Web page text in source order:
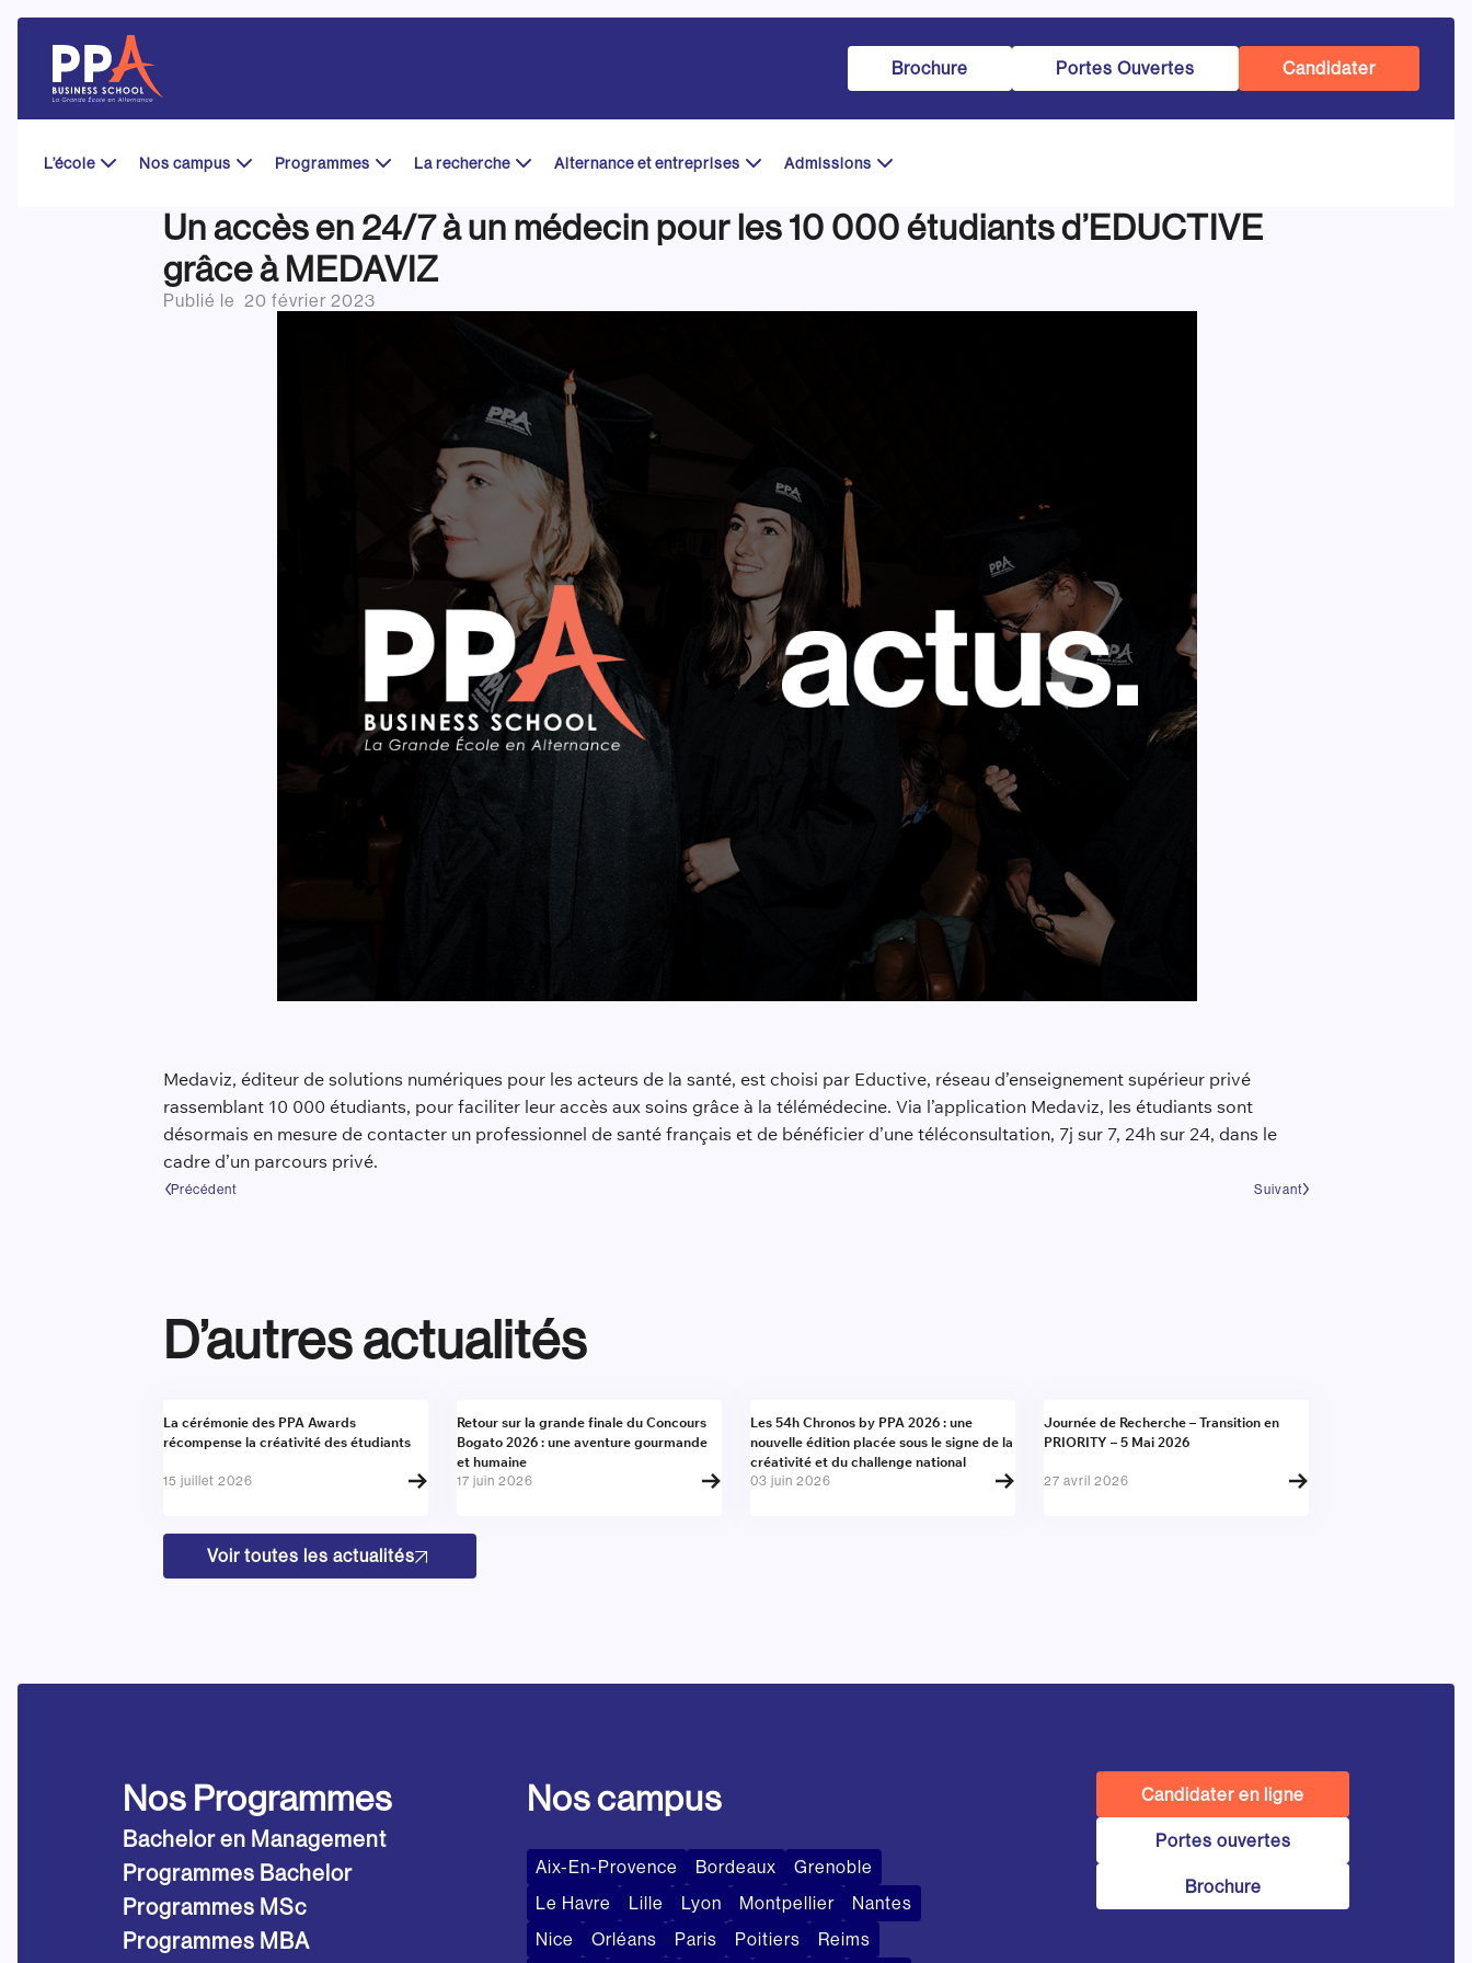
content
Brochure Portes Ouvertes Candidater
L’école Nos campus Programmes La recherche Alternance et entreprises Admissions
Un accès en 24/7 à un médecin pour les 10 000 étudiants d’EDUCTIVE
grâce à MEDAVIZ
Publié le20 février 2023
Medaviz, éditeur de solutions numériques pour les acteurs de la santé, est choisi par Eductive, réseau d’enseignement supérieur privé
rassemblant 10 000 étudiants, pour faciliter leur accès aux soins grâce à la télémédecine. Via l’application Medaviz, les étudiants sont
désormais en mesure de contacter un professionnel de santé français et de bénéficier d’une téléconsultation, 7j sur 7, 24h sur 24, dans le
cadre d’un parcours privé.
Précédent Suivant
D’autres actualités
Actualité
La cérémonie des PPA Awards
récompense la créativité des étudiants
15 juillet 2026
Actualité
Retour sur la grande finale du Concours
Bogato 2026 : une aventure gourmande
et humaine
17 juin 2026
Actualité
Les 54h Chronos by PPA 2026 : une
nouvelle édition placée sous le signe de la
créativité et du challenge national
03 juin 2026
Actualité
Journée de Recherche – Transition en
PRIORITY – 5 Mai 2026
27 avril 2026
Voir toutes les actualités
Nos Programmes
Bachelor en Management
Programmes Bachelor
Programmes MSc
Programmes MBA
Nos campus
Aix-En-Provence Bordeaux
Grenoble
Le Havre
Lille Lyon Montpellier
Nantes
Nice
Orléans Paris Poitiers Reims
Candidater en ligne
Portes ouvertes
Brochure